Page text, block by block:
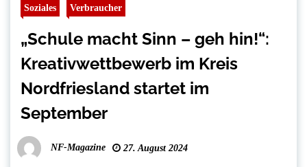
Soziales Verbraucher
„Schule macht Sinn – geh hin!“:
Kreativwettbewerb im Kreis
Nordfriesland startet im
September
NF-Magazine 27. August 2024